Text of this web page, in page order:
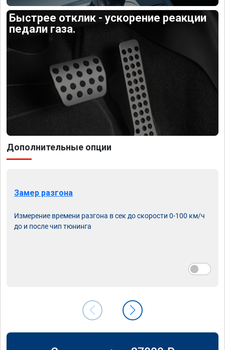
Быстрее отклик - ускорение реакции
педали газа.
Дополнительные опции
Замер разгона
Измерение времени разгона в сек до скорости 0-100 км/ч
до и после чип тюнинга